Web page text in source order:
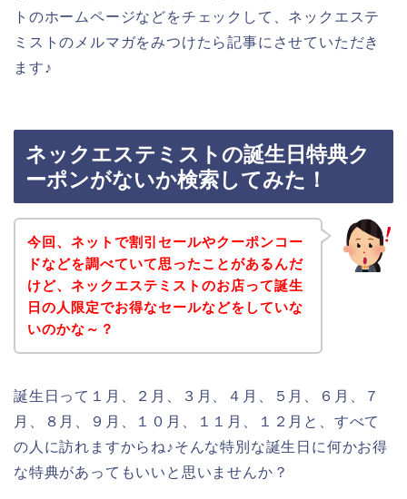
トのホームページなどをチェックして、ネックエステ
ミストのメルマガをみつけたら記事にさせていただき
ます♪
ネックエステミストの誕生日特典ク
ーポンがないか検索してみた！
今回、ネットで割引セールやクーポンコー
ドなどを調べていて思ったことがあるんだ
けど、ネックエステミストのお店って誕生
日の人限定でお得なセールなどをしていな
いのかな～？
誕生日って１月、２月、３月、４月、５月、６月、７
月、８月、９月、１０月、１１月、１２月と、すべて
の人に訪れますからね♪そんな特別な誕生日に何かお得
な特典があってもいいと思いませんか？